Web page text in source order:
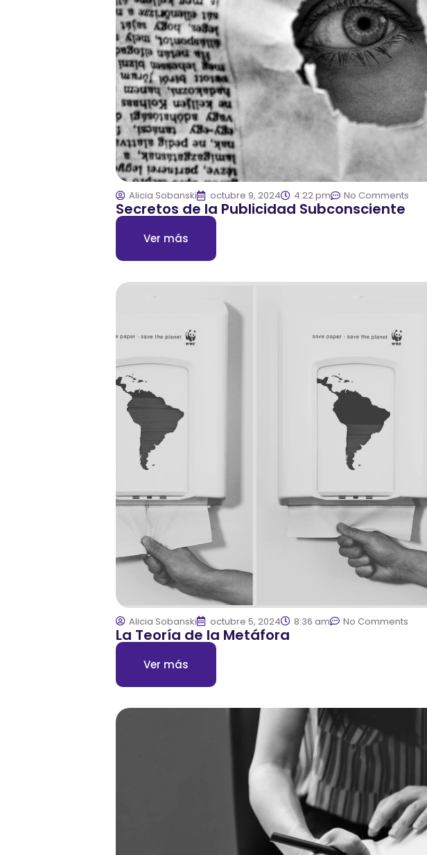
Alicia Sobanski octubre 9, 2024 4:22 pm No Comments
Secretos de la Publicidad Subconsciente
Ver más
Alicia Sobanski octubre 5, 2024 8:36 am No Comments
La Teoría de la Metáfora
Ver más